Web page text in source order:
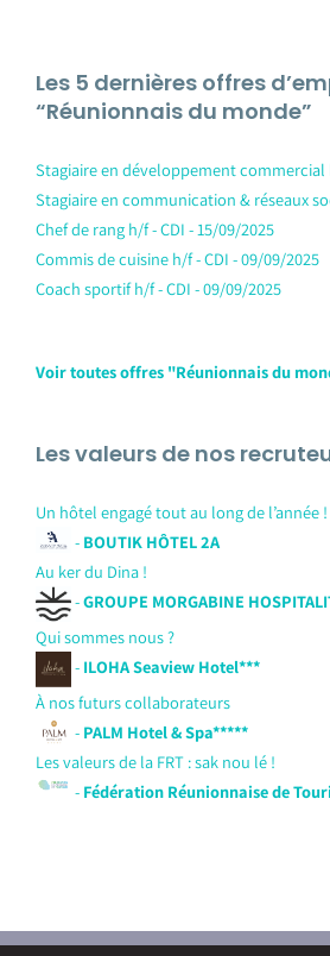
Les 5 dernières offres
“Réunionnais du monde”
Stagiaire en développement commercial
Stagiaire en communication & réseaux
Chef de rang h/f - CDI - 15/09/2025
Commis de cuisine h/f - CDI - 09/09/2025
Coach sportif h/f - CDI - 09/09/2025
Voir toutes offres "Réunionnais du
Les valeurs de nos
Un hôtel engagé tout au long de l’année !
- BOUTIK HÔTEL 2A
Au ker du Dina !
-GROUPE MORGABINE
Qui sommes nous ?
- ILOHA Seaview Hotel***
À nos futurs collaborateurs
- PALM Hotel & Spa*****
Les valeurs de la FRT : sak nou lé !
- Fédération Réunionnaise de